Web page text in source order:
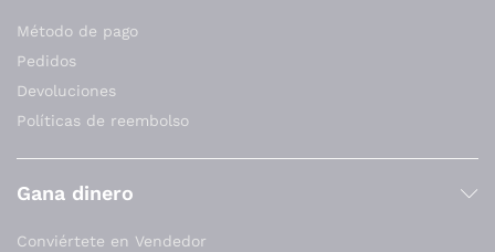
Método de pago
Pedidos
Devoluciones
Políticas de reembolso
Gana dinero
Conviértete en Vendedor